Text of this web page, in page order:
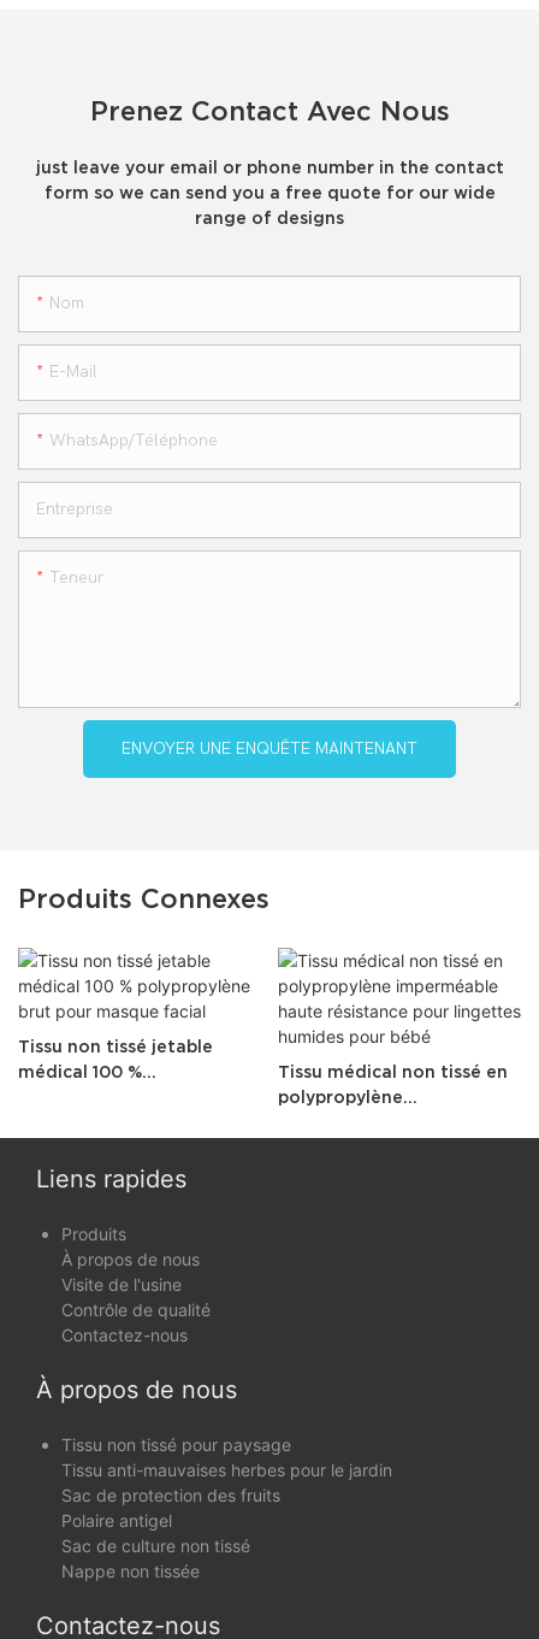
Prenez Contact Avec Nous
just leave your email or phone number in the contact
form so we can send you a free quote for our wide
range of designs
Nom
E-Mail
WhatsApp/téléphone
Entreprise
Teneur
ENVOYER UNE ENQUÊTE MAINTENANT
Produits Connexes
Tissu non tissé jetable
médical 100 %
Tissu médical non tissé en
polypropylène
Liens rapides
Produits
À propos de nous
Visite de l'usine
Contrôle de qualité
Contactez-nous
À propos de nous
Tissu non tissé pour paysage
Tissu anti-mauvaises herbes pour le jardin
Sac de protection des fruits
Polaire antigel
Sac de culture non tissé
Nappe non tissée
Contactez-nous